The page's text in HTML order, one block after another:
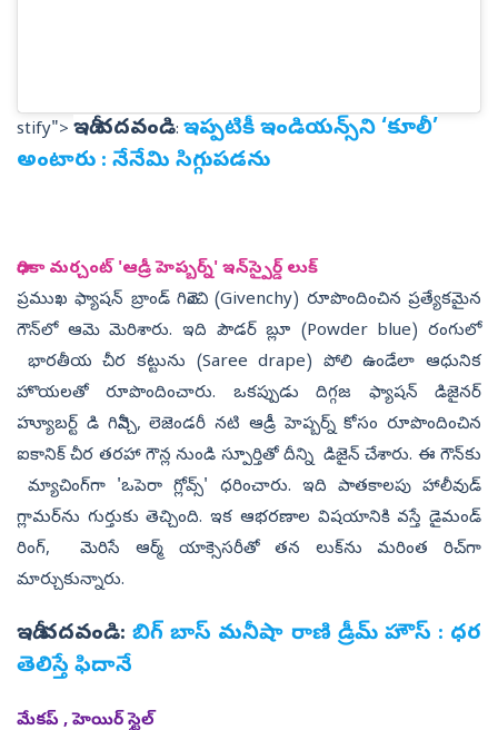
stify"> ఇదీ చదవండి: ఇప్పటికీ ఇండియన్స్‌ని ‘కూలీ’
అంటారు : నేనేమి సిగ్గుపడను
రాధికా మర్చంట్ 'ఆడ్రీ హెప్బర్న్' ఇన్‌స్పైర్డ్ లుక్
ప్రముఖ ఫ్యాషన్ బ్రాండ్ గివెంచి (Givenchy) రూపొందించిన ప్రత్యేకమైన
గౌన్‌లో ఆమె మెరిశారు. ఇది పౌడర్ బ్లూ (Powder blue) రంగులో
భారతీయ చీర కట్టును (Saree drape) పోలి ఉండేలా ఆధునిక
హొయలతో రూపొందించారు. ఒకప్పుడు దిగ్గజ ఫ్యాషన్ డిజైనర్
హ్యూబర్ట్ డి గివెన్చీ, లెజెండరీ నటి ఆడ్రీ హెప్బర్న్ కోసం రూపొందించిన
ఐకానిక్ చీర తరహా గౌన్ల నుండి స్పూర్తితో దీన్ని డిజైన్ చేశారు. ఈ గౌన్‌కు
మ్యాచింగ్‌గా 'ఒపెరా గ్లోవ్స్' ధరించారు. ఇది పాతకాలపు హాలీవుడ్
గ్లామర్‌ను గుర్తుకు తెచ్చింది. ఇక ఆభరణాల విషయానికి వస్తే డైమండ్‌
రింగ్‌, మెరిసే ఆర్మ్ యాక్సెసరీతో తన లుక్‌ను మరింత రిచ్‌గా
మార్చుకున్నారు.
ఇదీ చదవండి:బిగ్‌ బాస్‌ మనీషా రాణి డ్రీమ్‌ హౌస్‌ : ధర
తెలిస్తే ఫిదానే
మేకప్ , హెయిర్ స్టైల్